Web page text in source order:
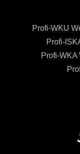
Profi-WKU
Profi-
Profi-WKA